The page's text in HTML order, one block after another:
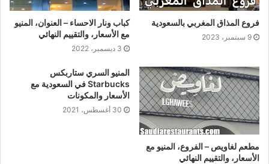
فروع المذاق المغربي بالسعودية
9 سبتمبر، 2023
كباب ونار الاحساء – العنوان، المنيو
مع الأسعار، والتقييم النهائي
3 ديسمبر، 2022
مطعم لغاويص – الفروع، المنيو مع
الأسعار، والتقييم النهائي
المنيو السري ستاربكس
Starbucks في السعودية مع
الأسعار والمكونات
30 أغسطس، 2021